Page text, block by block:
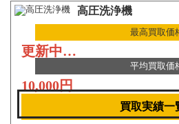
高圧洗浄機
最高買取価
更新中…
平均買取価
10,000円
買取実績一